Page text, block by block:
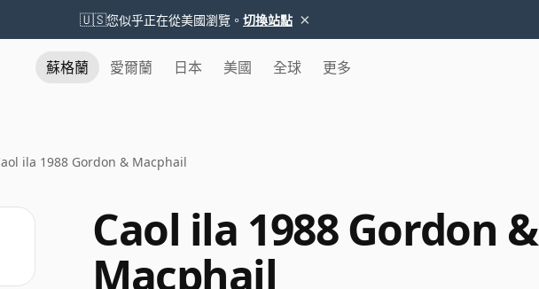
🇺🇸您似乎正在從美國瀏覽。 切換站點 ×
蘇格蘭 愛爾蘭 日本 美國 全球 更多
ila 1988 Gordon & Macphail
Caol ila 1988 Gordon &
Macphail